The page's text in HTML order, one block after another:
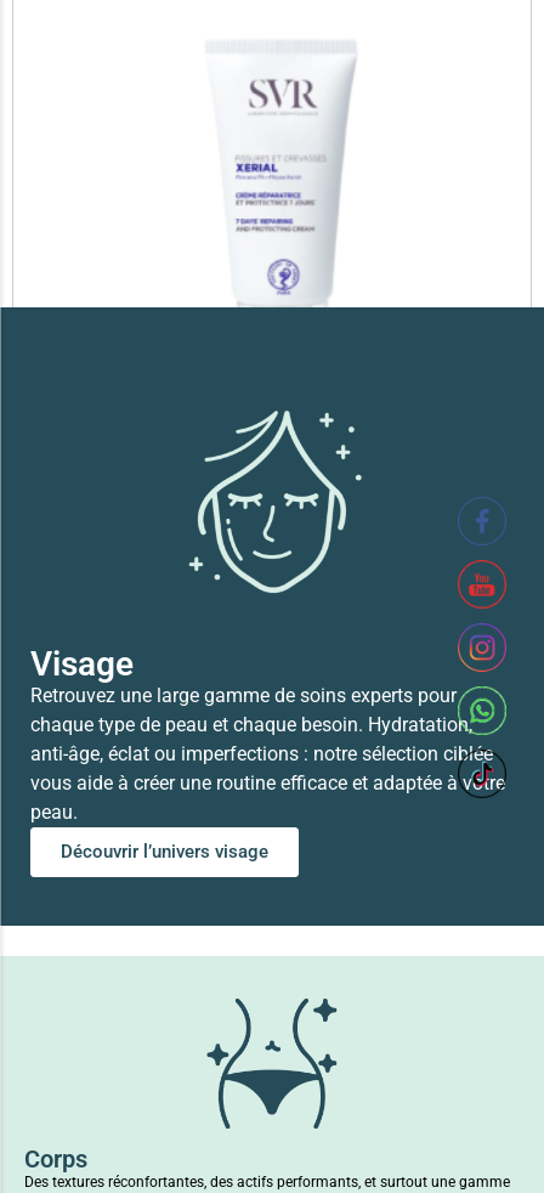
SVR XERIAL FISSURES ET CREVASSES
Visage
Retrouvez une large gamme de soins experts pour
chaque type de peau et chaque besoin. Hydratation,
anti-âge, éclat ou imperfections : notre sélection ciblée
vous aide à créer une routine efficace et adaptée à votre
peau.
Découvrir l’univers visage
Corps
Des textures réconfortantes, des actifs performants, et surtout une gamme